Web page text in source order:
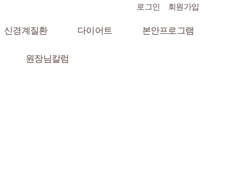
로그인 회원가입
신경계질환 다이어트 본안프로그램
원장님칼럼